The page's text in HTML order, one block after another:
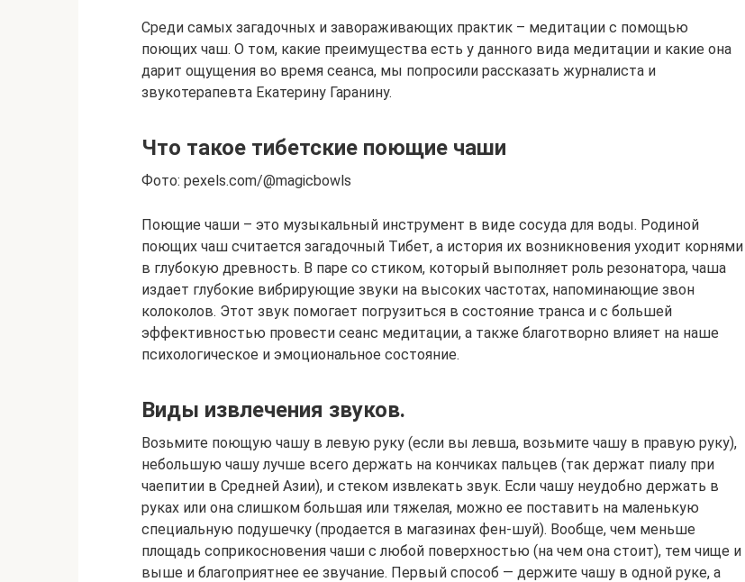
Среди самых загадочных и завораживающих практик – медитации с помощью
поющих чаш. О том, какие преимущества есть у данного вида медитации и какие она
дарит ощущения во время сеанса, мы попросили рассказать журналиста и
звукотерапевта Екатерину Гаранину.
Что такое тибетские поющие чаши
Фото: pexels.com/@magicbowls
Поющие чаши – это музыкальный инструмент в виде сосуда для воды. Родиной
поющих чаш считается загадочный Тибет, а история их возникновения уходит корнями
в глубокую древность. В паре со стиком, который выполняет роль резонатора, чаша
издает глубокие вибрирующие звуки на высоких частотах, напоминающие звон
колоколов. Этот звук помогает погрузиться в состояние транса и с большей
эффективностью провести сеанс медитации, а также благотворно влияет на наше
психологическое и эмоциональное состояние.
Виды извлечения звуков.
Возьмите поющую чашу в левую руку (если вы левша, возьмите чашу в правую руку),
небольшую чашу лучше всего держать на кончиках пальцев (так держат пиалу при
чаепитии в Средней Азии), и стеком извлекать звук. Если чашу неудобно держать в
руках или она слишком большая или тяжелая, можно ее поставить на маленькую
специальную подушечку (продается в магазинах фен-шуй). Вообще, чем меньше
площадь соприкосновения чаши с любой поверхностью (на чем она стоит), тем чище и
выше и благоприятнее ее звучание. Первый способ — держите чашу в одной руке, а